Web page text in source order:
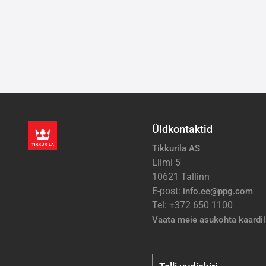
Üldkontaktid
Tikkurila AS
Liimi 5
10621 Tallinn
E-post: info.ee@ppg.com
Tel: +372 650 1100
Vaata meie asukohta kaardil